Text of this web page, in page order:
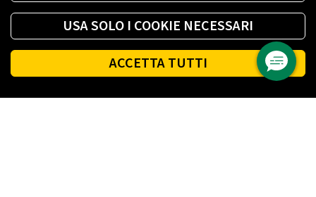
USA SOLO I COOKIE NECESSARI
ACCETTA TUTTI